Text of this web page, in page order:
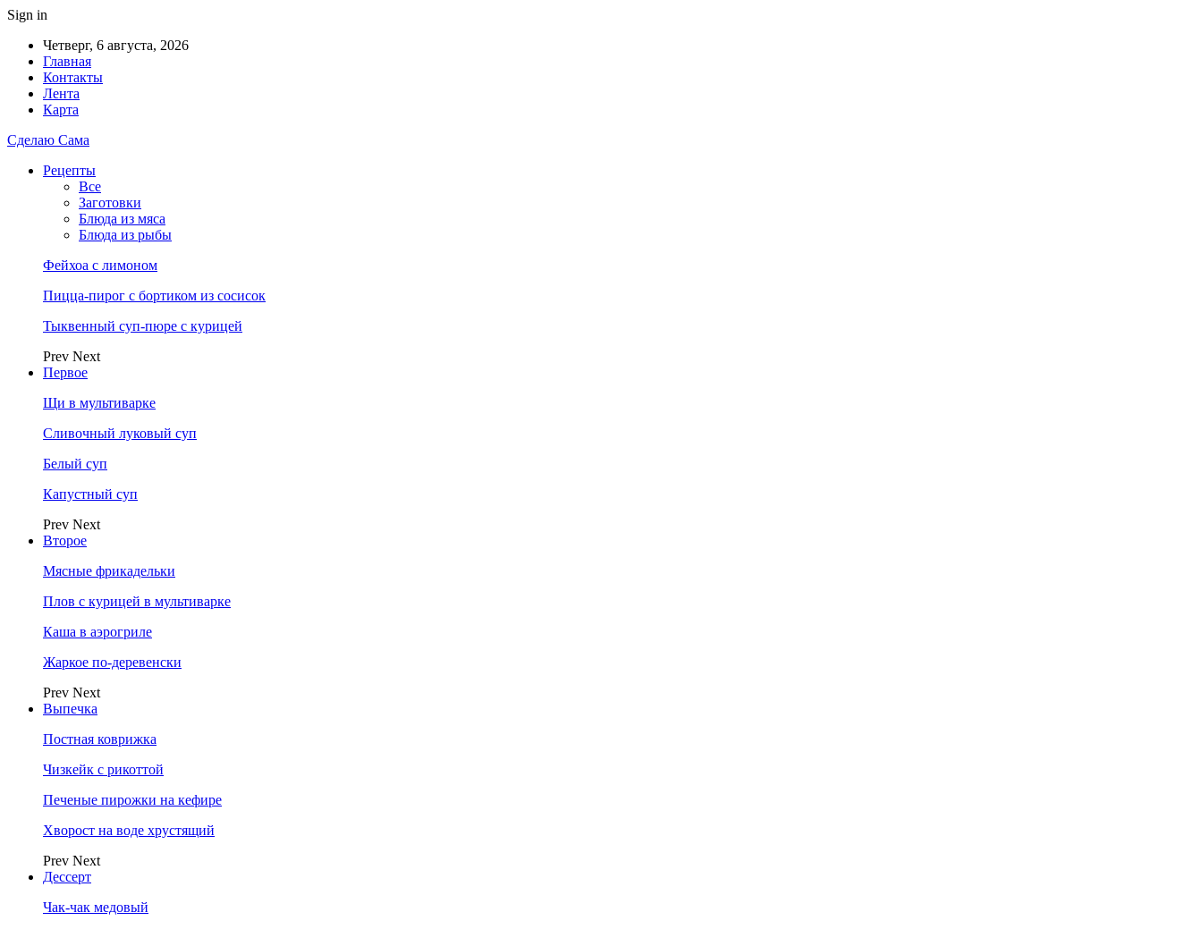
Sign in
Четверг, 6 августа, 2026
Главная
Контакты
Лента
Карта
Сделаю Сама
Рецепты
Все
Заготовки
Блюда из мяса
Блюда из рыбы
Фейхоа с лимоном
Пицца-пирог с бортиком из сосисок
Тыквенный суп-пюре с курицей
Prev Next
Первое
Щи в мультиварке
Сливочный луковый суп
Белый суп
Капустный суп
Prev Next
Второе
Мясные фрикадельки
Плов с курицей в мультиварке
Каша в аэрогриле
Жаркое по-деревенски
Prev Next
Выпечка
Постная коврижка
Чизкейк с рикоттой
Печеные пирожки на кефире
Хворост на воде хрустящий
Prev Next
Дессерт
Чак-чак медовый